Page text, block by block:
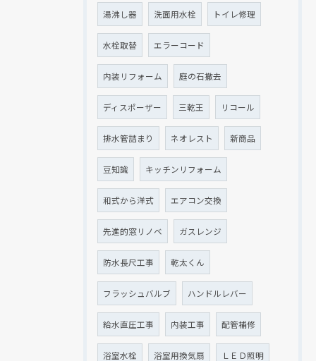
湯沸し器 洗面用水栓 トイレ修理
水栓取替 エラーコード
内装リフォーム 庭の石撤去
ディスポーザー 三乾王 リコール
排水管詰まり ネオレスト 新商品
豆知識 キッチンリフォーム
和式から洋式 エアコン交換
先進的窓リノベ ガスレンジ
防水長尺工事 乾太くん
フラッシュバルブ ハンドルレバー
給水直圧工事 内装工事 配管補修
浴室水栓 浴室用換気扇 ＬＥＤ照明